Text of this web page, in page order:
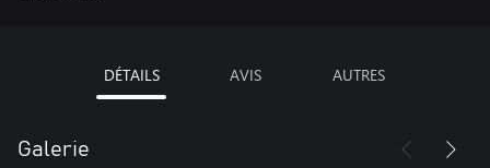
DÉTAILS AVIS AUTRES
Galerie